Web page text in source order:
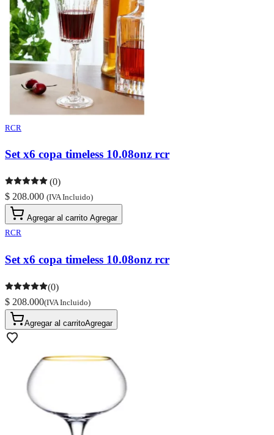
RCR
Set x6 copa timeless 10.08onz rcr
(0)
$ 208.000 (IVA Incluido)
Agregar al carrito Agregar
RCR
Set x6 copa timeless 10.08onz rcr
(0)
$ 208.000(IVA Incluido)
Agregar al carritoAgregar